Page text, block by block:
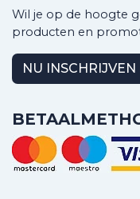
Wil je op de hoogte
producten en
NU INSCHRIJVEN